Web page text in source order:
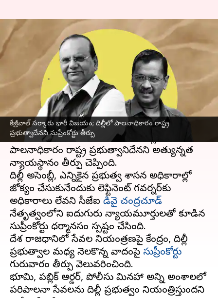
కేజ్రీవాల్ సర్కారు భారీ విజయం; దిల్లీలో పాలనాధికారం రాష్ట్ర
ప్రభుత్వాదేనని సుప్రీంకోర్టు తీర్పు
కేజ్రీవాల్ సర్కారు భారీ విజయం;
దిల్లీలో పాలనాధికారం రాష్ట్ర
ప్రభుత్వాదేనని సుప్రీంకోర్టు తీర్పు
వ్రాసిన వారు Stalin May 11, 2023 01:16 pm
ఈ వార్తాకథనం ఏంటి
అరవింద్ కేజ్రీవాల్ప్రభుత్వానికి సుప్రీంకోర్టులో
గురువారం భారీ ఊరట లభించింది. దిల్లీ
పాలనాధికారం రాష్ట్ర ప్రభుత్వానిదేనని అత్యున్నత
న్యాయస్థానం తీర్పు చెప్పింది.
దిల్లీ అసెంబ్లీ, ఎన్నికైన ప్రభుత్వ శాసన అధికారాల్లో
జోక్యం చేసుకునేందుకు లెఫ్టినెంట్ గవర్నర్‌కు
అధికారాలు లేవని సీజేఐ డివై చంద్రచూడ్
నేతృత్వంలోని ఐదుగురు న్యాయమూర్తులతో కూడిన
సుప్రీంకోర్టు ధర్మానసం స్పష్టం చేసింది.
దేశ రాజధానిలో సేవల నియంత్రణపై కేంద్రం, దిల్లీ
ప్రభుత్వాల మధ్య నెలకొన్న వివాదంపై సుప్రీంకోర్టు
గురువారం తీర్పు వెలువరించింది.
భూమి, పబ్లిక్ ఆర్డర్, పోలీసు మినహా అన్ని అంశాలలో
పరిపాలనా సేవలను దిల్లీ ప్రభుత్వం నియంత్రిస్తుందని